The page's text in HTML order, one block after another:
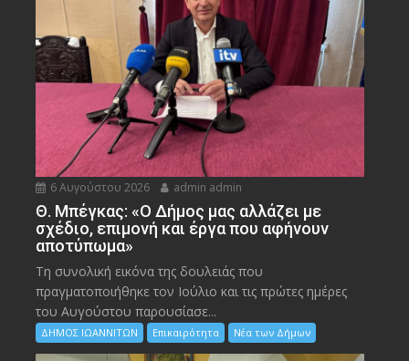
6 Αυγούστου 2026 admin admin
Θ. Μπέγκας: «Ο Δήμος μας αλλάζει με
σχέδιο, επιμονή και έργα που αφήνουν
αποτύπωμα»
Τη συνολική εικόνα της δουλειάς που
πραγματοποιήθηκε τον Ιούλιο και τις πρώτες ημέρες
του Αυγούστου παρουσίασε...
ΔΗΜΟΣ ΙΩΑΝΝΙΤΩΝ Επικαιρότητα Νέα των Δήμων